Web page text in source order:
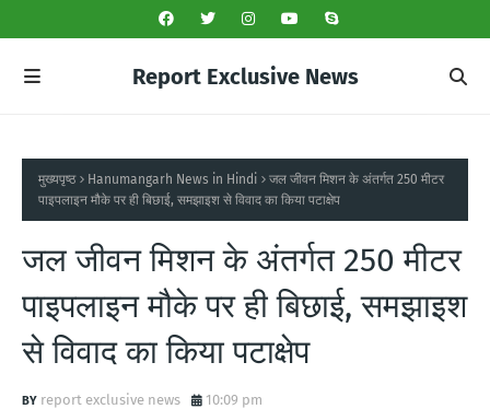
Report Exclusive News
मुख्यपृष्ठ Hanumangarh News in Hindi
जल जीवन मिशन के अंतर्गत 250 मीटर
पाइपलाइन मौके पर ही बिछाई, समझाइश से विवाद का किया पटाक्षेप
जल जीवन मिशन के अंतर्गत 250 मीटर
पाइपलाइन मौके पर ही बिछाई, समझाइश
से विवाद का किया पटाक्षेप
report exclusive news 10:09 pm